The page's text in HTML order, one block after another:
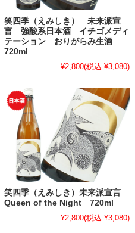
笑四季（えみしき） 未来派宣
言 強酸系日本酒 イチゴメディ
テーション おりがらみ生酒
720ml
¥2,800(税込 ¥3,080)
笑四季（えみしき）未来派宣言
Queen of the Night 720ml
¥2,800(税込 ¥3,080)